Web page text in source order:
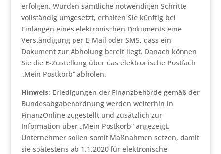
erfolgen. Wurden sämtliche notwendigen Schritte
vollständig umgesetzt, erhalten Sie künftig bei
Einlangen eines elektronischen Dokuments eine
Verständigung per E-Mail oder SMS, dass ein
Dokument zur Abholung bereit liegt. Danach können
Sie die E-Zustellung über das elektronische Postfach
„Mein Postkorb“ abholen.
Hinweis: Erledigungen der Finanzbehörde gemäß der
Bundesabgabenordnung werden weiterhin in
FinanzOnline zugestellt und zusätzlich zur
Information über „Mein Postkorb“ angezeigt.
Unternehmer sollen somit Maßnahmen setzen, damit
sie spätestens ab 1.1.2020 für elektronische